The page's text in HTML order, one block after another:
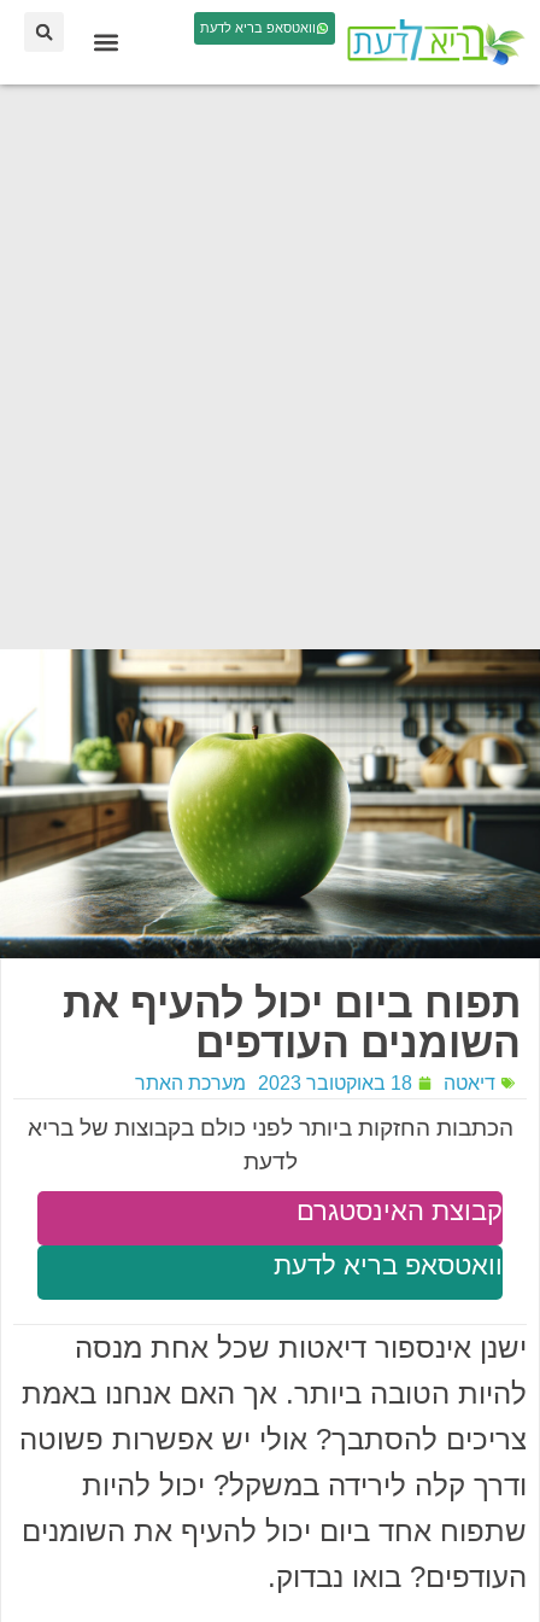
וואטסאפ בריא לדעת
תפוח ביום יכול להעיף את
השומנים העודפים
דיאטה 18 באוקטובר 2023 מערכת האתר
הכתבות החזקות ביותר לפני כולם בקבוצות של בריא
לדעת
וואטסאפ בריא לדעת
קבוצת האינסטגרם
ישנן אינספור דיאטות שכל אחת מנסה
להיות הטובה ביותר. אך האם אנחנו באמת
צריכים להסתבך? אולי יש אפשרות פשוטה
ודרך קלה לירידה במשקל? יכול להיות
שתפוח אחד ביום יכול להעיף את השומנים
העודפים? בואו נבדוק.